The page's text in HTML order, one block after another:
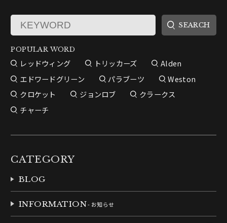
POPULAR WORD
レッドウィング トリッカーズ
Alden
エドワードグリーン
パラブーツ
Weston
クロケット
ジョンロブ
クラークス
チャーチ
CATEGORY
BLOG
INFORMATION- お知らせ